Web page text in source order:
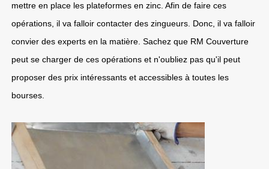
mettre en place les plateformes en zinc. Afin de faire ces
opérations, il va falloir contacter des zingueurs. Donc, il va falloir
convier des experts en la matière. Sachez que RM Couverture
peut se charger de ces opérations et n'oubliez pas qu'il peut
proposer des prix intéressants et accessibles à toutes les
bourses.